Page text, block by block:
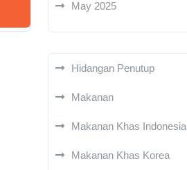
May 2025
Hidangan Penutup
Makanan
Makanan Khas Indonesia
Makanan Khas Korea